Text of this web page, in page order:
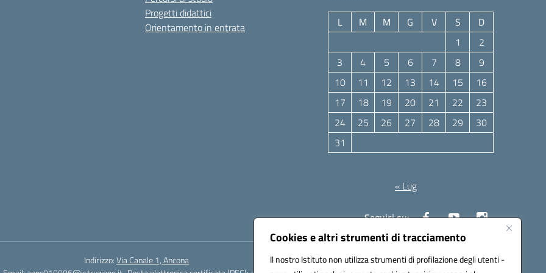
Cookies e altri strumenti di tracciamento
Il nostro Istituto non utilizza strumenti di profilazione degli utenti -
Progetti didattici
Orientamento in entrata
L M M G V S
D
1
2
3
4 5 6 7 8
9
10
11 12 13 14 15
16
17
18 19 20 21 22
23
24
25 26 27 28 29
30
31
« Lug
Seguici su:
Indirizzo:Via Canale 1, Ancona